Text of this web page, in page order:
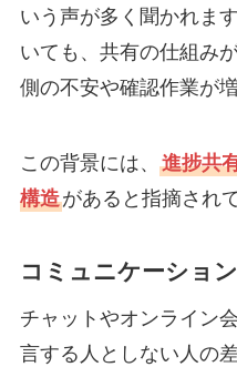
いう声が多く聞かれま
いても、共有の仕組み
側の不安や確認作業が
この背景には、 進捗共
構造があると指摘され
コミュニケーショ
チャットやオンライン
言する人としない人の